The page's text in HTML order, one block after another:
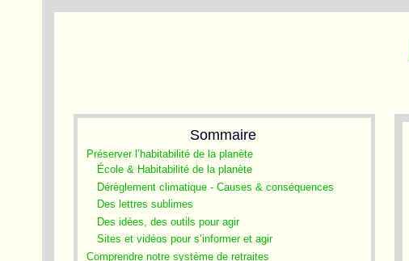
Sommaire
Préserver l’habitabilité de la planète
École & Habitabilité de la planète
Dérèglement climatique - Causes & conséquences
Des lettres sublimes
Des idées, des outils pour agir
Sites et vidéos pour s’informer et agir
Comprendre notre système de retraites